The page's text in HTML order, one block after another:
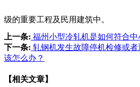
级的重要工程及民用建筑中。
上一条: 福州小型冷轧机是如何符合
下一条: 轧钢机发生故障停机检修或
该怎么办？
【相关文章】